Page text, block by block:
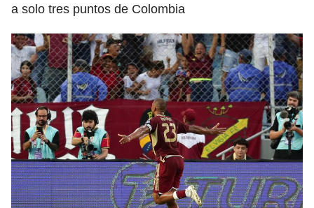
a solo tres puntos de Colombia